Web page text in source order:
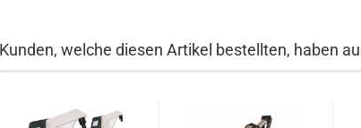
Kunden, welche diesen Artikel bestellten, haben